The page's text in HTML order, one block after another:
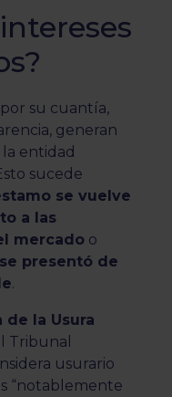
su cuantía,
generan
entidad
sucede
se vuelve
a las
mercado o
presentó de
.
de la Usura
Tribunal
usurario
“notablemente